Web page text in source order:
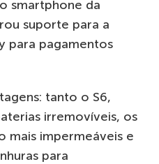
smartphone da
suporte para a
para pagamentos
tanto o S6,
irremovíveis, os
mais impermeáveis e
para